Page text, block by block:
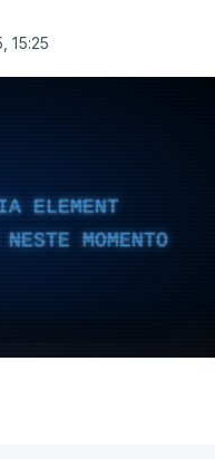
15:25
ELEMENT
MOMENTO